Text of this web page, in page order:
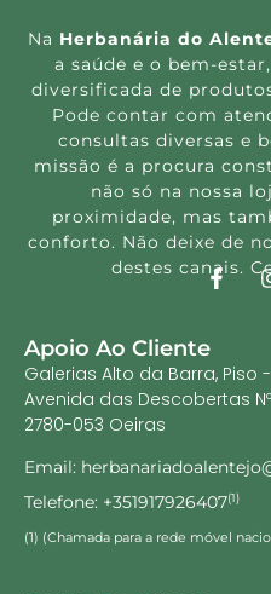
Na Herbanária do
a saúde e o bem-
diversificada de
Pode contar com
consultas diversas e
missão é a procura
não só na nossa
proximidade, mas
conforto. Não deixe de
destes canais.
Apoio Ao Cliente
Galerias Alto da Barra, Piso -
Avenida das Descobertas
2780-053 Oeiras
Email:
Telefone: +351917926407(1)
(1) (Chamada para a rede móvel